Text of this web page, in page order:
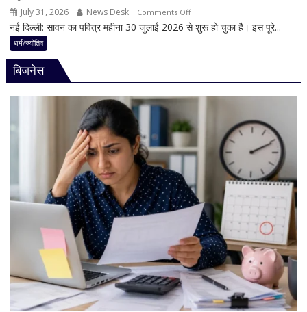
हृदयपीठ
का
July 31, 2026 News Desk Comments Offon
श्रावण
कर
लें
शुभ
मुहूर्त
और
व्रत
का
महत्व
नई दिल्ली: सावन का पवित्र महीना 30 जुलाई 2026 से शुरू हो चुका है। इस पूरे...
धर्म/ज्योतिष
बिजनेस